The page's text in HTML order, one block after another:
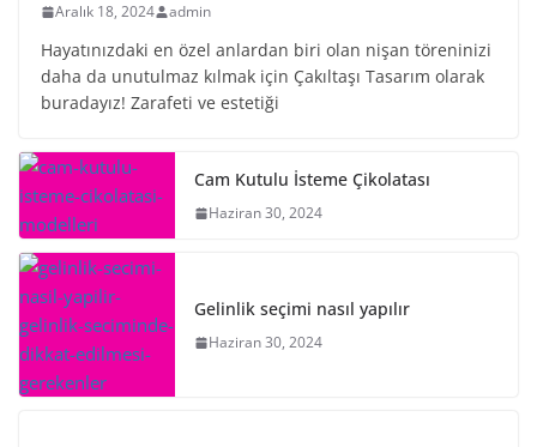
Aralık 18, 2024 admin
Hayatınızdaki en özel anlardan biri olan nişan töreninizi
daha da unutulmaz kılmak için Çakıltaşı Tasarım olarak
buradayız! Zarafeti ve estetiği
Cam Kutulu İsteme Çikolatası
Haziran 30, 2024
Gelinlik seçimi nasıl yapılır
Haziran 30, 2024